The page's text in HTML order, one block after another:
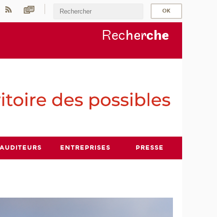
Recherche
AUDITEURS ENTREPRISES PRESSE